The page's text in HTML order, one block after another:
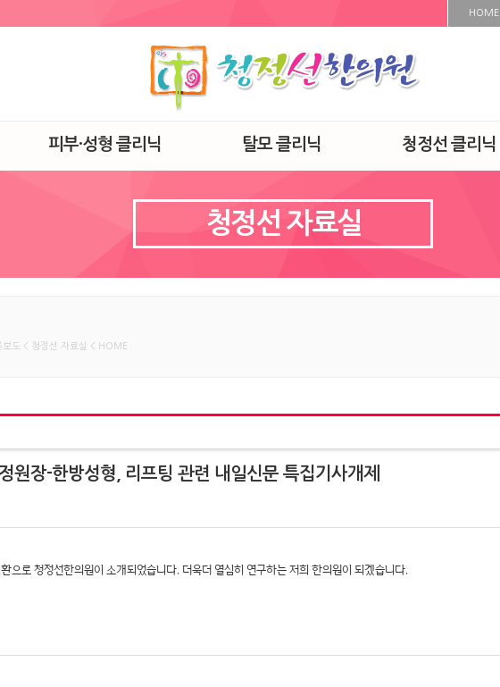
HOME
피부·성형 클리닉 탈모 클리닉 청정선 클리닉
청정선 자료실
보도 < 청정선 자료실 < HOME
원장-한방성형, 리프팅 관련 내일신문 특집기사개제
으로 청정선한의원이 소개되었습니다. 더욱더 열심히 연구하는 저희 한의원이 되겠습니다.